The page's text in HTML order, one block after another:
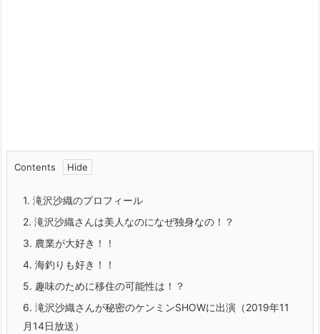
Contents
1. 滝沢沙織のプロフィール
2. 滝沢沙織さんは美人なのになぜ独身なの！？
3. 農業が大好き！！
4. 海釣りも好き！！
5. 趣味のために移住の可能性は！？
6. 滝沢沙織さんが秘密のケンミンSHOWに出演（2019年11
月14日放送）